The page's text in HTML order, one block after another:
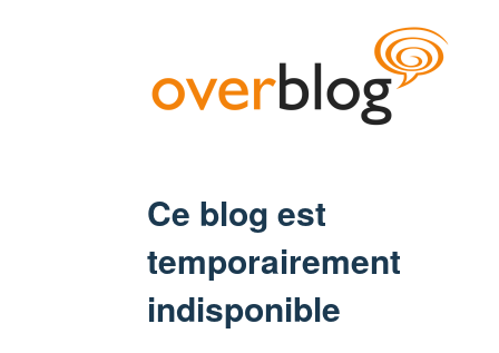
Ce blog est
temporairement
indisponible